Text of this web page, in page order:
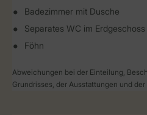
Badezimmer mit Dusche
Separates WC im Erdgeschoss
Föhn
Abweichungen bei der Einteilung,
Grundrisses, der Ausstattungen und